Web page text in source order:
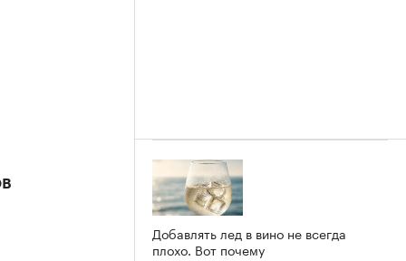
Добавлять лед в вино не всегда
плохо. Вот почему